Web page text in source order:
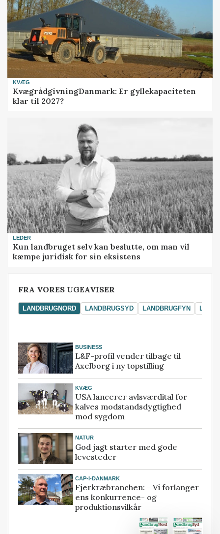
KVÆG
KvægrådgivningDanmark: Er gyllekapaciteten
klar til 2027?
LEDER
Kun landbruget selv kan beslutte, om man vil
kæmpe juridisk for sin eksistens
FRA VORES UGEAVISER
LANDBRUGNORD LANDBRUGSYD LANDBRUGFYN
BUSINESS
L&F-profil vender tilbage til
Axelborg i ny topstilling
KVÆG
USA lancerer avlsværdital for
kalves modstandsdygtighed
mod sygdom
NATUR
God jagt starter med gode
levesteder
CAP-I-DANMARK
Fjerkræbranchen: - Vi forlanger
ens konkurrence- og
produktionsvilkår